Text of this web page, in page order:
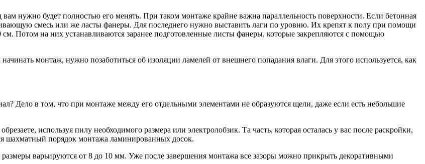
нужно будет полностью его менять. При таком монтаже крайне важна параллельность поверхности. Если бетонная
смесь или же ласты фанеры. Для последнего нужно выставить лаги по уровню. Их крепят к полу при помощи
Потом на них устанавливаются заранее подготовленные листы фанеры, которые закрепляются с помощью
монтаж, нужно позаботиться об изоляции ламелей от внешнего попадания влаги. Для этого используется, как
Дело в том, что при монтаже между его отдельными элементами не образуются щели, даже если есть небольшие
используя пилу необходимого размера или электролобзик. Та часть, которая осталась у вас после раскройки,
шахматный порядок монтажа ламинированных досок.
варьируются от 8 до 10 мм. Уже после завершения монтажа все зазоры можно прикрыть декоративными